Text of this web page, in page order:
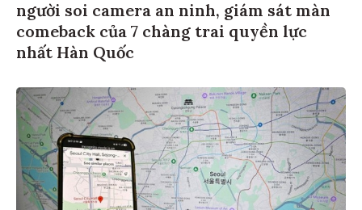
người soi camera an ninh, giám sát màn
comeback của 7 chàng trai quyền lực
nhất Hàn Quốc